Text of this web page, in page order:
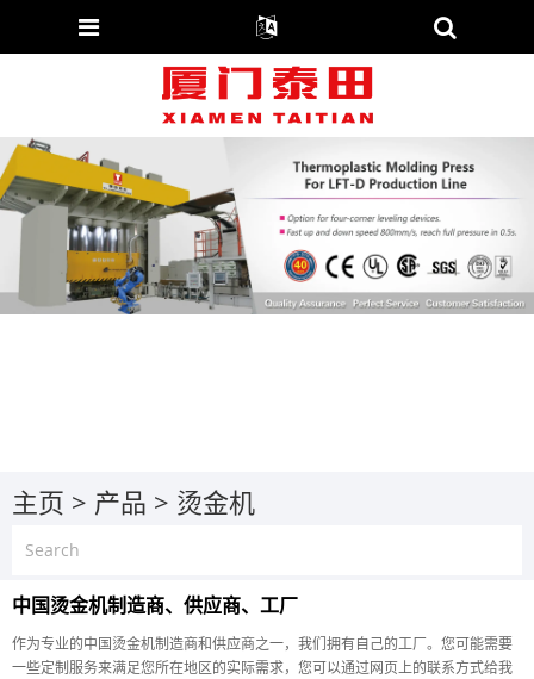
主页 > 产品 > 烫金机
中国烫金机制造商、供应商、工厂
作为专业的中国烫金机制造商和供应商之一，我们拥有自己的工厂。您可能需要
一些定制服务来满足您所在地区的实际需求，您可以通过网页上的联系方式给我